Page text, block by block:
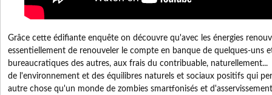
Grâce cette édifiante enquête on découvre qu'avec les énergies
essentiellement de renouveler le compte en banque de quelques-uns
bureaucratiques des autres, aux frais du contribuable, naturellement...
de l'environnement et des équilibres naturels et sociaux positifs qui
autre chose qu'un monde de zombies smartfonisés et